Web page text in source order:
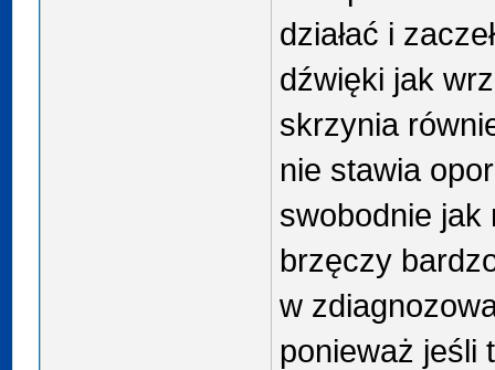
działać i
dźwięki jak
skrzynia
nie stawia
swobodnie jak
brzęczy
w
ponieważ jeśli